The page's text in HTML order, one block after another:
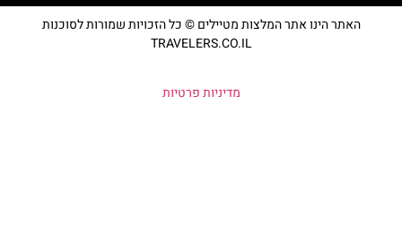
האתר הינו אתר המלצות מטיילים © כל הזכויות שמורות לסוכנות
TRAVELERS.CO.IL
מדיניות פרטיות